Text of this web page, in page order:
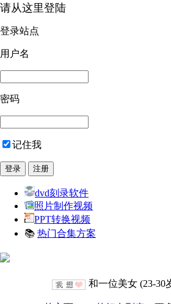
请从这里登陆
登录站点
用户名
密码
记住我
dvd刻录软件
照片制作视频
PPT转换视频
📚 热门合集方案
和一位美女 (23-30